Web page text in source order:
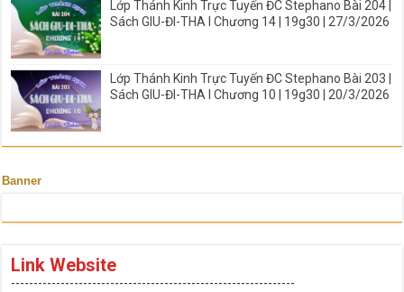
Lớp Thánh Kinh Trực Tuyến ĐC Stephano Bài 204 |
Sách GIU-ĐI-THA I Chương 14 | 19g30 | 27/3/2026
Lớp Thánh Kinh Trực Tuyến ĐC Stephano Bài 203 |
Sách GIU-ĐI-THA I Chương 10 | 19g30 | 20/3/2026
Banner
Link Website
---------------------------------------------------------------